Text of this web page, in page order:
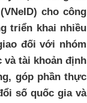
cho công
triển khai nhiều
đối với nhóm
tài khoản định
góp phần thực
số quốc gia và